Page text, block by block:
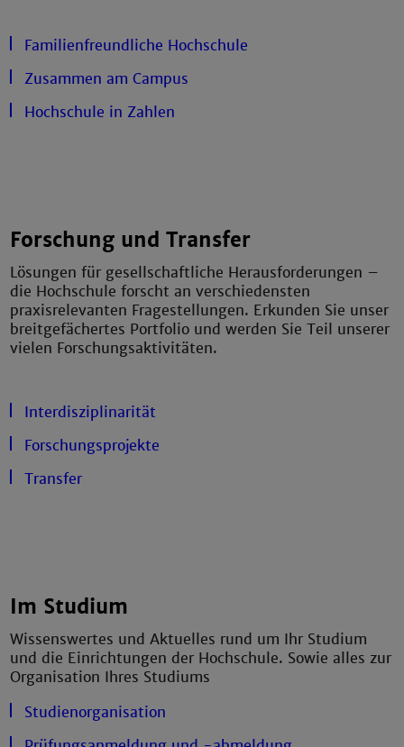
Familienfreundliche Hochschule
Zusammen am Campus
Hochschule in Zahlen
Forschung und Transfer
Lösungen für gesellschaftliche Herausforderungen –
die Hochschule forscht an verschiedensten
praxisrelevanten Fragestellungen. Erkunden Sie unser
breitgefächertes Portfolio und werden Sie Teil unserer
vielen Forschungsaktivitäten.
Interdisziplinarität
Forschungsprojekte
Transfer
Im Studium
Wissenswertes und Aktuelles rund um Ihr Studium
und die Einrichtungen der Hochschule. Sowie alles zur
Organisation Ihres Studiums
Studienorganisation